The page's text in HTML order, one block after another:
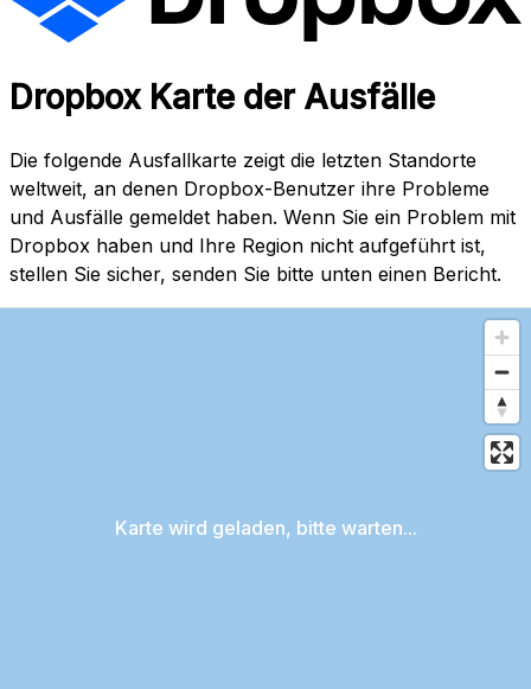
Dropbox Karte der Ausfälle
Die folgende Ausfallkarte zeigt die letzten Standorte
weltweit, an denen Dropbox-Benutzer ihre Probleme
und Ausfälle gemeldet haben. Wenn Sie ein Problem mit
Dropbox haben und Ihre Region nicht aufgeführt ist,
stellen Sie sicher, senden Sie bitte unten einen Bericht.
Karte wird geladen, bitte warten...